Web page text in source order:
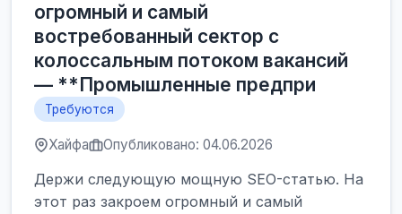
огромный и самый
востребованный сектор с
колоссальным потоком вакансий
— **Промышленные предпри
Требуются
Хайфа Опубликовано: 04.06.2026
Держи следующую мощную SEO-статью. На
этот раз закроем огромный и самый